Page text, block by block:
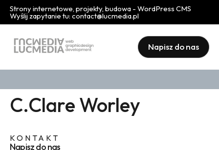
Strony internetowe, projekty, budowa - WordPress CMS
Wyślij zapytanie tu: contact@lucmedia.pl
Napisz do nas
C.Clare Worley
KONTAKT
Napisz do nas